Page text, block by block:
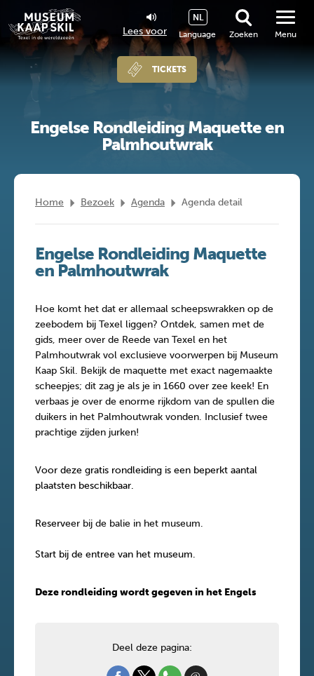
Lees voor Language
NL
Zoeken
TICKETS
Menu
Engelse Rondleiding Maquette en
Palmhoutwrak
Home Bezoek Agenda Agenda detail
Engelse Rondleiding Maquette
en Palmhoutwrak
Hoe komt het dat er allemaal scheepswrakken op de
zeebodem bij Texel liggen? Ontdek, samen met de
gids, meer over de Reede van Texel en het
Palmhoutwrak vol exclusieve voorwerpen bij Museum
Kaap Skil. Bekijk de maquette met exact nagemaakte
scheepjes; dit zag je als je in 1660 over zee keek! En
verbaas je over de enorme rijkdom van de spullen die
duikers in het Palmhoutwrak vonden. Inclusief twee
prachtige zijden jurken!
Voor deze gratis rondleiding is een beperkt aantal
plaatsten beschikbaar.
Reserveer bij de balie in het museum.
Start bij de entree van het museum.
Deze rondleiding wordt gegeven in het Engels
Deel deze pagina: